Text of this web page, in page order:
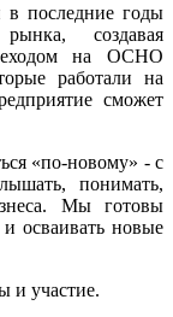
в последние годы
создавая
на ОСНО
работали на
сможет
«по-новому» - с
понимать,
Мы готовы
осваивать новые
и участие.